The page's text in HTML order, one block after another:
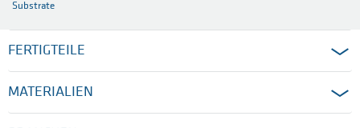
Substrate
FERTIGTEILE
MATERIALIEN